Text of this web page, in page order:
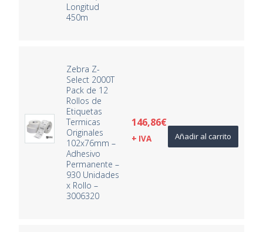
Longitud
450m
Zebra Z-
Select 2000T
Pack de 12
Rollos de
Etiquetas
Termicas
Originales
102x76mm –
Adhesivo
Permanente –
930 Unidades
x Rollo –
3006320
146,86€
+ IVA Añadir al carrito